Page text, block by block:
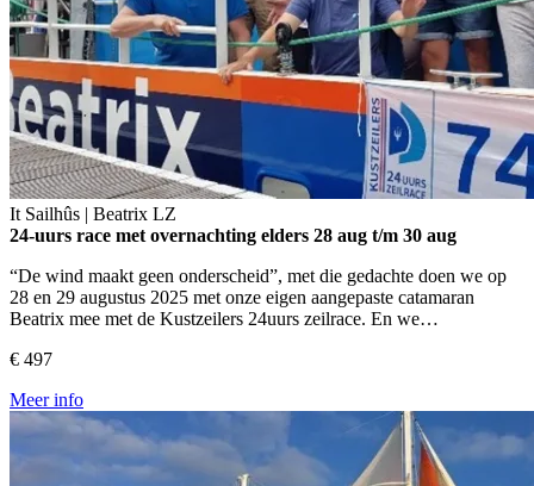
It Sailhûs | Beatrix LZ
24-uurs race met overnachting elders 28 aug t/m 30 aug
“De wind maakt geen onderscheid”, met die gedachte doen we op
28 en 29 augustus 2025 met onze eigen aangepaste catamaran
Beatrix mee met de Kustzeilers 24uurs zeilrace. En we…
€ 497
Meer info